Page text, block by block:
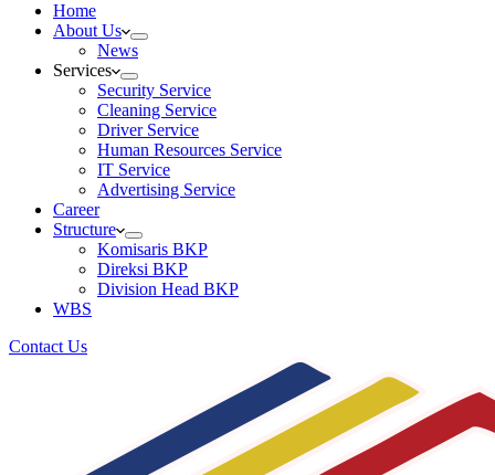
Home
About Us
News
Services
Security Service
Cleaning Service
Driver Service
Human Resources Service
IT Service
Advertising Service
Career
Structure
Komisaris BKP
Direksi BKP
Division Head BKP
WBS
Contact Us